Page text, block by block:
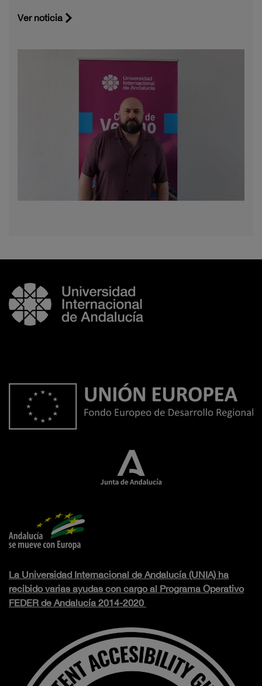
Ver noticia
La Universidad Internacional de Andalucía (UNIA) ha
recibido varias ayudas con cargo al Programa Operativo
FEDER de Andalucía 2014-2020